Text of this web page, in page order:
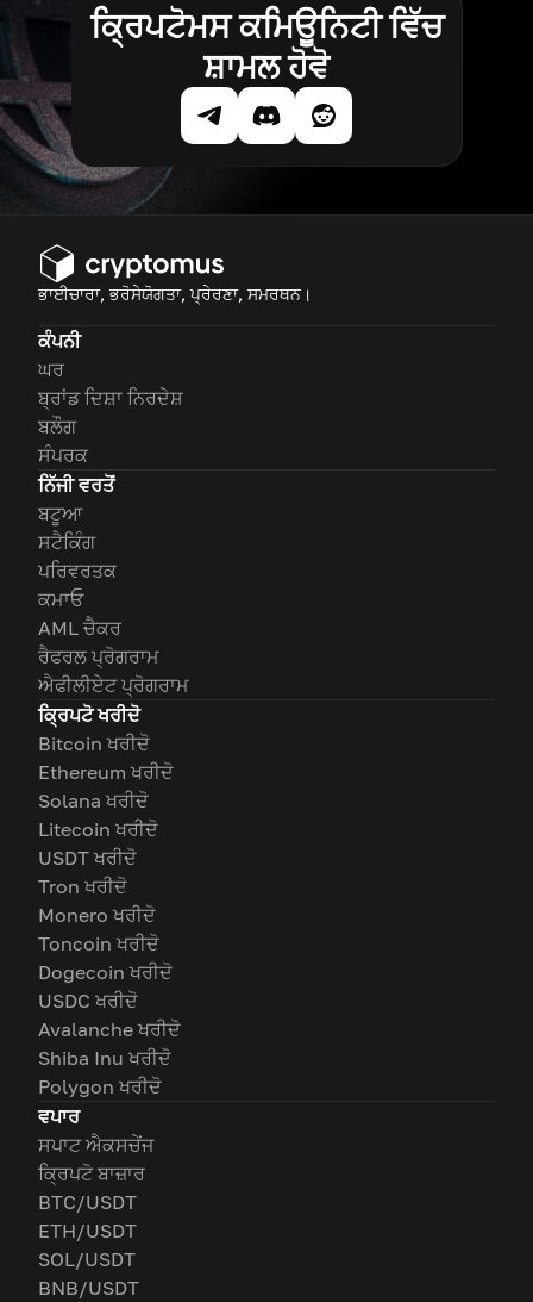
ਕ੍ਰਿਪਟੋਮਸ ਕਮਿਊਨਿਟੀ ਵਿੱਚ
ਸ਼ਾਮਲ ਹੋਵੋ
ਭਾਈਚਾਰਾ, ਭਰੋਸੇਯੋਗਤਾ, ਪ੍ਰੇਰਣਾ, ਸਮਰਥਨ।
ਕੰਪਨੀ
ਘਰ
ਬ੍ਰਾਂਡ ਦਿਸ਼ਾ ਨਿਰਦੇਸ਼
ਬਲੌਗ
ਸੰਪਰਕ
ਨਿੱਜੀ ਵਰਤੋਂ
ਬਟੂਆ
ਸਟੈਕਿੰਗ
ਪਰਿਵਰਤਕ
ਕਮਾਓ
AML ਚੈਕਰ
ਰੈਫਰਲ ਪ੍ਰੋਗਰਾਮ
ਐਫੀਲੀਏਟ ਪ੍ਰੋਗਰਾਮ
ਕ੍ਰਿਪਟੋ ਖਰੀਦੋ
Bitcoin ਖਰੀਦੋ
Ethereum ਖਰੀਦੋ
Solana ਖਰੀਦੋ
Litecoin ਖਰੀਦੋ
USDT ਖਰੀਦੋ
Tron ਖਰੀਦੋ
Monero ਖਰੀਦੋ
Toncoin ਖਰੀਦੋ
Dogecoin ਖਰੀਦੋ
USDC ਖਰੀਦੋ
Avalanche ਖਰੀਦੋ
Shiba Inu ਖਰੀਦੋ
Polygon ਖਰੀਦੋ
ਵਪਾਰ
ਸਪਾਟ ਐਕਸਚੇਂਜ
ਕ੍ਰਿਪਟੋ ਬਾਜ਼ਾਰ
BTC/USDT
ETH/USDT
SOL/USDT
BNB/USDT